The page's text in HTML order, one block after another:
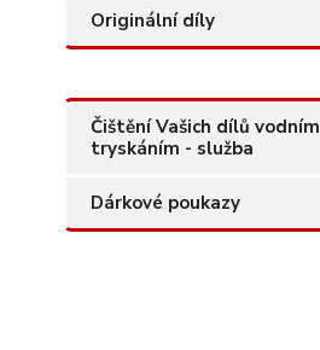
Originální díly
Čištění Vašich dílů vodním
tryskáním - služba
Dárkové poukazy